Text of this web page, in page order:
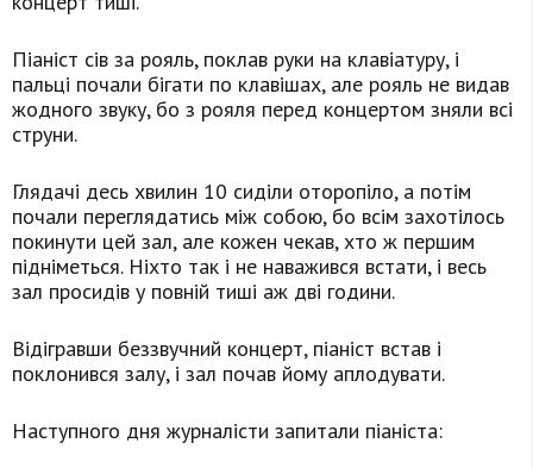
Піаніст сів за рояль, поклав руки на клавіатуру, і
пальці почали бігати по клавішах, але рояль не видав
жодного звуку, бо з рояля перед концертом зняли всі
струни.
Глядачі десь хвилин 10 сиділи оторопіло, а потім
почали переглядатись між собою, бо всім захотілось
покинути цей зал, але кожен чекав, хто ж першим
підніметься. Ніхто так і не наважився встати, і весь
зал просидів у повній тиші аж дві години.
Відігравши беззвучний концерт, піаніст встав і
поклонився залу, і зал почав йому аплодувати.
Наступного дня журналісти запитали піаніста: